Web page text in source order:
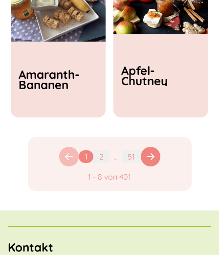
Amaranth-
Bananen
Apfel-
Chutney
1 2 ... 51
1 - 8 von 401
Kontakt